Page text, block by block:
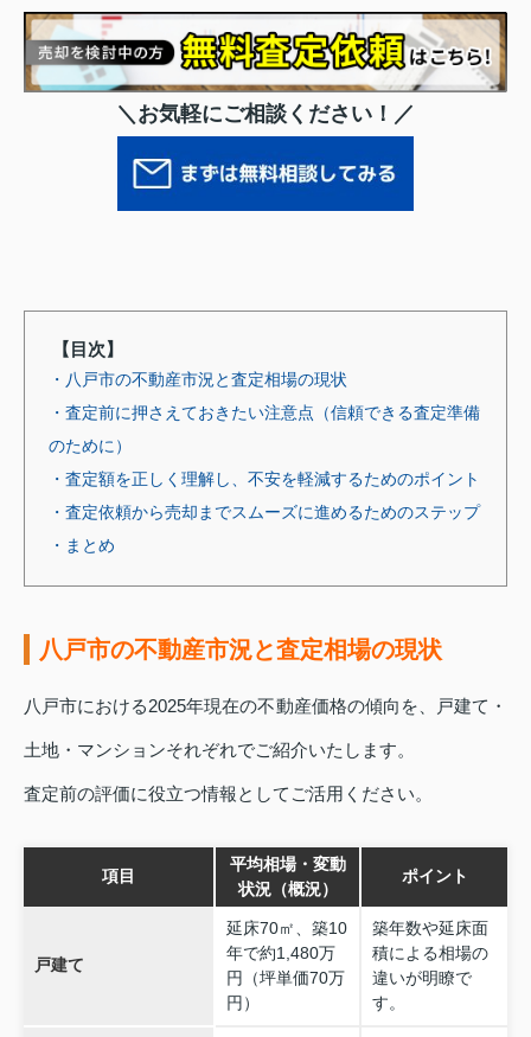
＼お気軽にご相談ください！／
【目次】
・八戸市の不動産市況と査定相場の現状
・査定前に押さえておきたい注意点（信頼できる査定準備
のために）
・査定額を正しく理解し、不安を軽減するためのポイント
・査定依頼から売却までスムーズに進めるためのステップ
・まとめ
八戸市の不動産市況と査定相場の現状
八戸市における2025年現在の不動産価格の傾向を、戸建て・
土地・マンションそれぞれでご紹介いたします。
査定前の評価に役立つ情報としてご活用ください。
項目
平均相場・変動
状況（概況）
ポイント
戸建て
延床70㎡、築10
年で約1,480万
円（坪単価70万
円）
築年数や延床面
積による相場の
違いが明瞭で
す。